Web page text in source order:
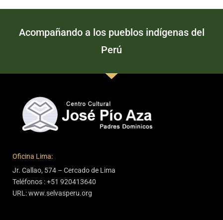
Acompañando a los pueblos indígenas del
Perú
Oficina Lima:
Jr. Callao, 574 – Cercado de Lima
Teléfonos : +51 920413640
URL: www.selvasperu.org